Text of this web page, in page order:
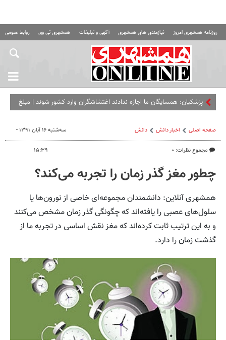
روزنامه همشهری امروز نیازمندی های همشهری آگهی و تبلیغات همشهری تی وی روابط عمومی
پزشکیان: همسایگان ما اجازه ندادند اغتشاشگران وارد کشور شوند | مبلغ
صفحه اصلی اخبار دانش دانش
مجموع نظرات: ۰
سه‌شنبه ۱۶ آبان ۱۳۹۱ -
۱۵:۳۹
چطور مغز گذر زمان را تجربه می‌کند؟
همشهری آنلاین: دانشمندان مجموعه‌ای خاصی از نورون‌ها یا
سلول‌های عصبی را یافته‌اند که چگونگی گذر زمان مشخص می‌کنند
و به این ترتیب ثابت کرده‌اند که مغز نقش اساسی در تجربه ما از
گذشت زمان را دارد.